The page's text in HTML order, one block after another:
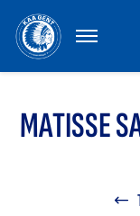
MENU
MATISSE